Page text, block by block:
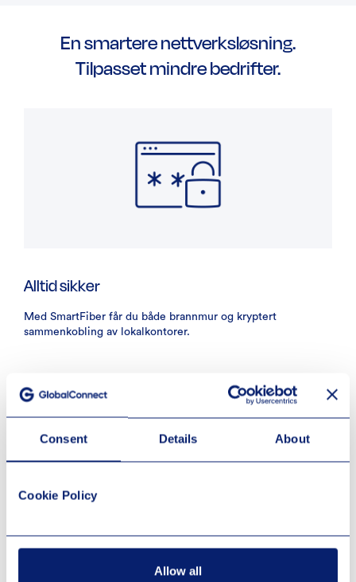
Consent Details About
Cookie Policy
Allow all
En smartere nettverksløsning.
Tilpasset mindre bedrifter.
Alltid sikker
Med SmartFiber får du både brannmur og kryptert
sammenkobling av lokalkontorer.